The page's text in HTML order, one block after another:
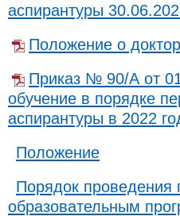
аспирантуры
Положение о
Приказ № 90/А от
обучение в порядке
аспирантуры в 2022
​​Положение​
Порядок проведения
образовательным